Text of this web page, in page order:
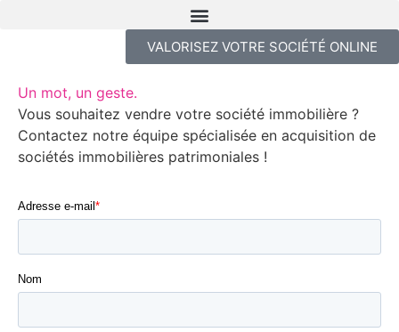
VALORISEZ VOTRE SOCIÉTÉ ONLINE
Un mot, un geste.
Vous souhaitez vendre votre société immobilière ?
Contactez notre équipe spécialisée en acquisition de
sociétés immobilières patrimoniales !